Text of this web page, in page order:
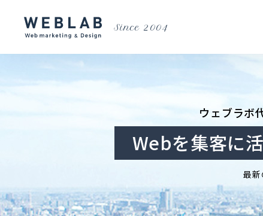
Since 2004
ウェブラボ
Webを集客に
最新